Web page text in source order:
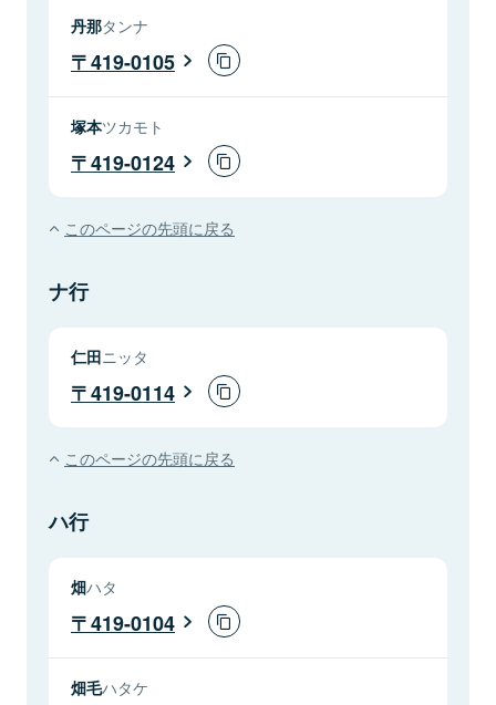
丹那タンナ
419-0105
塚本ツカモト
419-0124
このページの先頭に戻る
ナ行
仁田ニッタ
419-0114
このページの先頭に戻る
ハ行
畑ハタ
419-0104
畑毛ハタケ